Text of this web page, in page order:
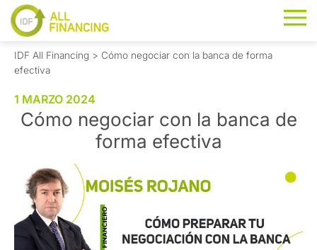
IDF All Financing > Cómo negociar con la banca de forma
efectiva
1 MARZO 2024
Cómo negociar con la banca de
forma efectiva